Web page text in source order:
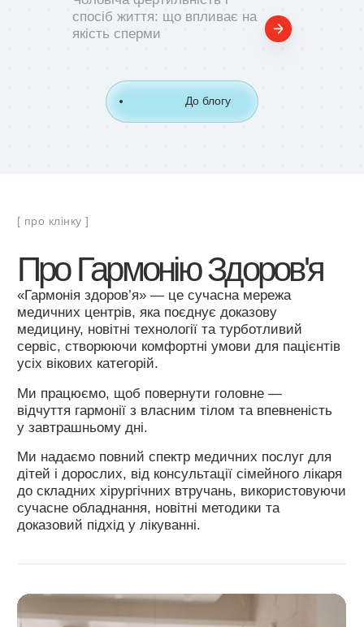
спосіб життя: що впливає на
якість сперми
До блогу
[ про клінку ]
Про Гармонію Здоров'я
«Гармонія здоров’я» — це сучасна мережа
медичних центрів, яка поєднує доказову
медицину, новітні технології та турботливий
сервіс, створюючи комфортні умови для пацієнтів
усіх вікових категорій.
Ми працюємо, щоб повернути головне —
відчуття гармонії з власним тілом та впевненість
у завтрашньому дні.
Ми надаємо повний спектр медичних послуг для
дітей і дорослих, від консультації сімейного лікаря
до складних хірургічних втручань, використовуючи
сучасне обладнання, новітні методики та
доказовий підхід у лікуванні.